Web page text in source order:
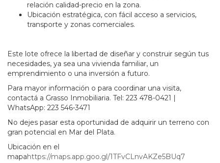
relación calidad-precio en la zona.
Ubicación estratégica, con fácil acceso a servicios,
transporte y zonas comerciales.
Este lote ofrece la libertad de diseñar y construir según tus
necesidades, ya sea una vivienda familiar, un
emprendimiento o una inversión a futuro.
Para mayor información o para coordinar una visita,
contactá a Grasso Inmobiliaria. Tel: 223 478-0421 |
WhatsApp: 223 546-3471
No dejes pasar esta oportunidad de adquirir un terreno con
gran potencial en Mar del Plata.
Ubicación en el
mapahttps://maps.app.goo.gl/1TFvCLnvAKZe5BUq7